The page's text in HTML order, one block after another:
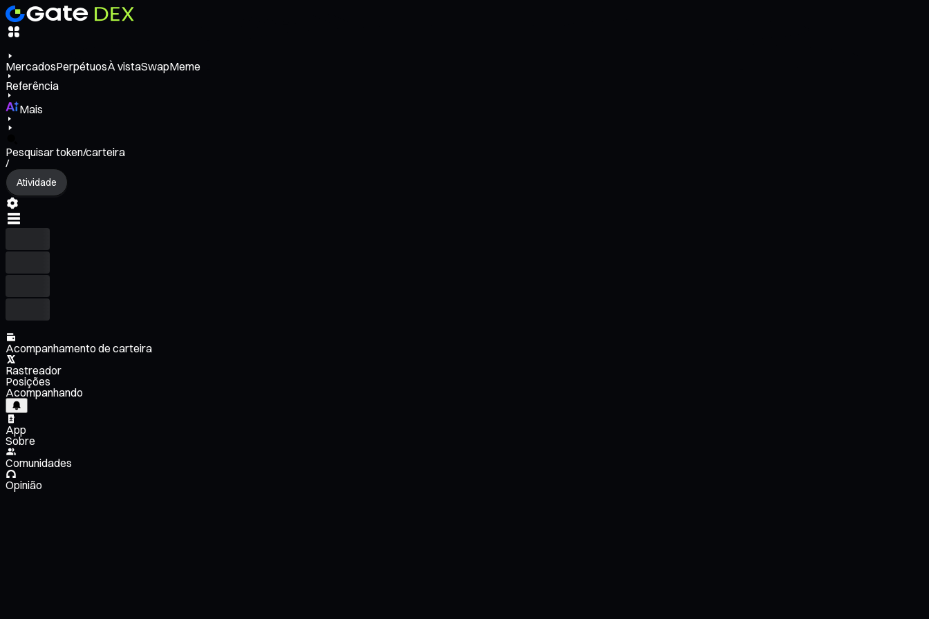
MercadosPerpétuosÀ vistaSwapMeme
Referência
Mais
Pesquisar token/carteira
/
Atividade
Acompanhamento de carteira
Rastreador
Posições
Acompanhando
App
Sobre
Comunidades
Opinião